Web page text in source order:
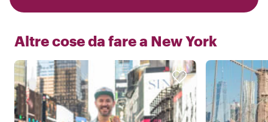
Altre cose da fare a New York